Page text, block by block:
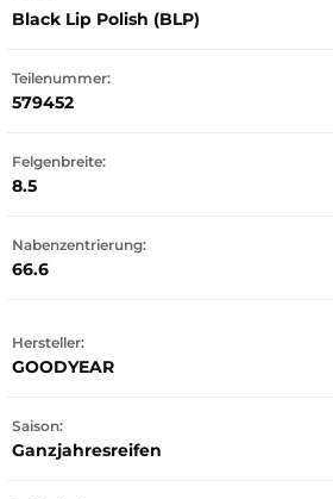
Black Lip Polish (BLP)
Teilenummer:
579452
Felgenbreite:
8.5
Nabenzentrierung:
66.6
Hersteller:
GOODYEAR
Saison:
Ganzjahresreifen